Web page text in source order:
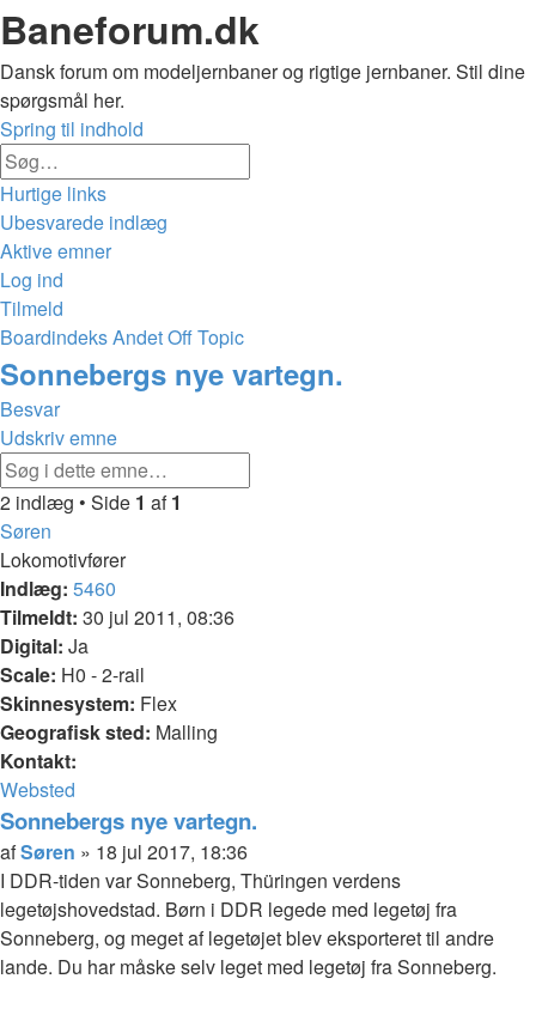
Baneforum.dk
Dansk forum om modeljernbaner og rigtige jernbaner. Stil dine
spørgsmål her.
Spring til indhold
Hurtige links
Ubesvarede indlæg
Aktive emner
Log ind
Tilmeld
BoardindeksAndetOff Topic
Søg
Sonnebergs nye vartegn.
Besvar
Udskriv emne
2 indlæg • Side 1 af1
Søren
Lokomotivfører
Indlæg: 5460
Tilmeldt: 30 jul 2011, 08:36
Digital: Ja
Scale: H0 - 2-rail
Skinnesystem: Flex
Geografisk sted: Malling
Kontakt:
Kontakt
Søren
Websted
Sonnebergs nye vartegn.
Citer
Indlæg
afSøren » 18 jul 2017, 18:36
I DDR-tiden var Sonneberg, Thüringen verdens
legetøjshovedstad. Børn i DDR legede med legetøj fra
Sonneberg, og meget af legetøjet blev eksporteret til andre
lande. Du har måske selv leget med legetøj fra Sonneberg.